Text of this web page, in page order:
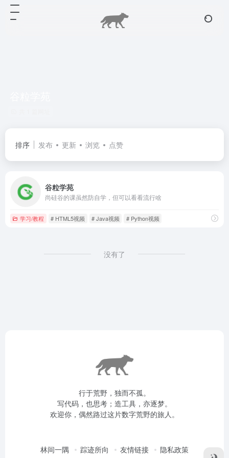
排序 发布 更新 浏览 点赞
谷粒学苑
尚硅谷的课虽然防自学，但可以看看流行啥
学习/教程 # HTML5视频 # Java视频 # Python视频
没有了
行于荒野，独而不孤。
写代码，也思考；造工具，亦逐梦。
欢迎你，偶然路过这片数字荒野的旅人。
林间一隅 踪迹所向 友情链接 隐私政策